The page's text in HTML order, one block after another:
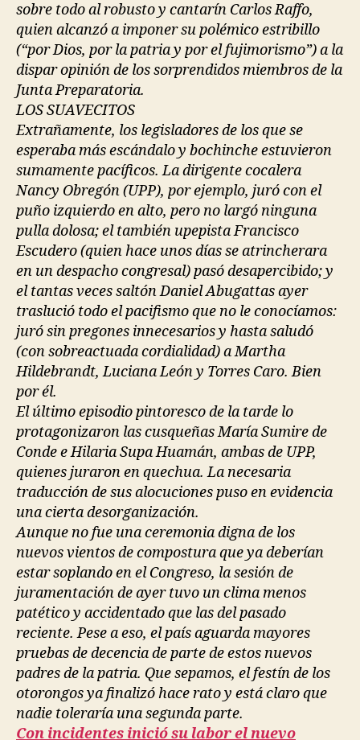
sobre todo al robusto y cantarín Carlos Raffo,
quien alcanzó a imponer su polémico estribillo
(“por Dios, por la patria y por el fujimorismo”) a la
dispar opinión de los sorprendidos miembros de la
Junta Preparatoria.
LOS SUAVECITOS
Extrañamente, los legisladores de los que se
esperaba más escándalo y bochinche estuvieron
sumamente pacíficos. La dirigente cocalera
Nancy Obregón (UPP), por ejemplo, juró con el
puño izquierdo en alto, pero no largó ninguna
pulla dolosa; el también upepista Francisco
Escudero (quien hace unos días se atrincherara
en un despacho congresal) pasó desapercibido; y
el tantas veces saltón Daniel Abugattas ayer
traslució todo el pacifismo que no le conocíamos:
juró sin pregones innecesarios y hasta saludó
(con sobreactuada cordialidad) a Martha
Hildebrandt, Luciana León y Torres Caro. Bien
por él.
El último episodio pintoresco de la tarde lo
protagonizaron las cusqueñas María Sumire de
Conde e Hilaria Supa Huamán, ambas de UPP,
quienes juraron en quechua. La necesaria
traducción de sus alocuciones puso en evidencia
una cierta desorganización.
Aunque no fue una ceremonia digna de los
nuevos vientos de compostura que ya deberían
estar soplando en el Congreso, la sesión de
juramentación de ayer tuvo un clima menos
patético y accidentado que las del pasado
reciente. Pese a eso, el país aguarda mayores
pruebas de decencia de parte de estos nuevos
padres de la patria. Que sepamos, el festín de los
otorongos ya finalizó hace rato y está claro que
nadie toleraría una segunda parte.
Con incidentes inició su labor el nuevo